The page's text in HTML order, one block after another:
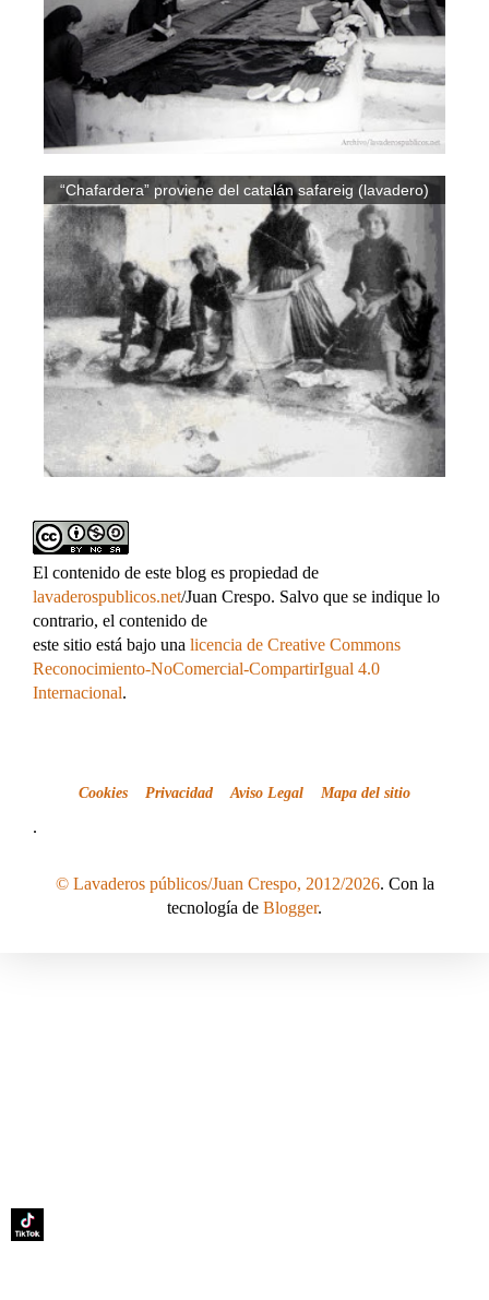
“Chafardera” proviene del catalán safareig (lavadero)
El contenido de este blog es propiedad de
lavaderospublicos.net/Juan Crespo. Salvo que se indique lo
contrario, el contenido de
este sitio está bajo una licencia de Creative Commons
Reconocimiento-NoComercial-CompartirIgual 4.0
Internacional.
Cookies Privacidad Aviso Legal Mapa del sitio
.
© Lavaderos públicos/Juan Crespo, 2012/2026. Con la
tecnología de Blogger.